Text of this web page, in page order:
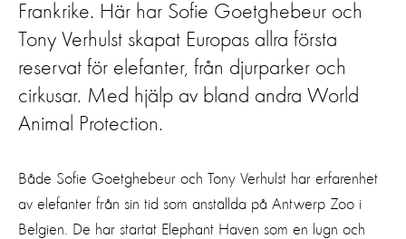
Frankrike. Här har Sofie Goetghebeur och
Tony Verhulst skapat Europas allra första
reservat för elefanter, från djurparker och
cirkusar. Med hjälp av bland andra World
Animal Protection.
Både Sofie Goetghebeur och Tony Verhulst har erfarenhet
av elefanter från sin tid som anställda på Antwerp Zoo i
Belgien. De har startat Elephant Haven som en lugn och